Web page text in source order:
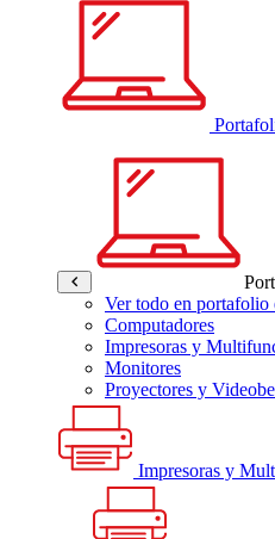
Ver todo en portafolio
Computadores
Impresoras y
Monitores
Proyectores y
Impresoras y